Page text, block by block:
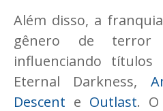
Além disso, a
gênero de terror
influenciando títulos
Eternal Darkness,
Descent e Outlast. O